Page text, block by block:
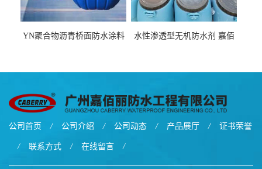
YN聚合物沥青桥面防水涂料
水性渗透型无机防水剂 嘉佰
公司首页 / 公司介绍 / 公司动态 / 产品展厅 / 证书荣誉
/ 联系方式 / 在线留言 /